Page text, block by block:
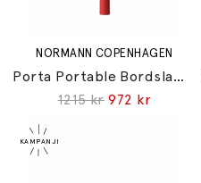
NORMANN COPENHAGEN
Porta Portable Bordslampa Bright Red
1215 kr 972 kr